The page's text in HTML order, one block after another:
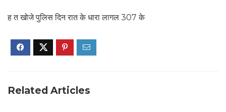
ह त खोजे पुलिस दिन रात के धारा लागल 307 के
Related Articles